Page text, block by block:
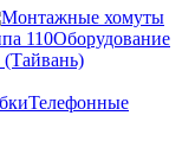
Оборудование
Телефонные